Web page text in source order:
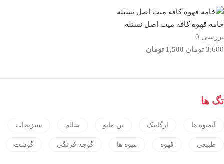
خامه قهوه کافه میت اصل نستله
بررسی 0
3,600 تومان 1,500 تومان
تگ ها
آبمیوه ها ارگانیک بن مانو سالم سبزیجات
طبیعی قهوه میوه ها گوجه فرنگی گوشت